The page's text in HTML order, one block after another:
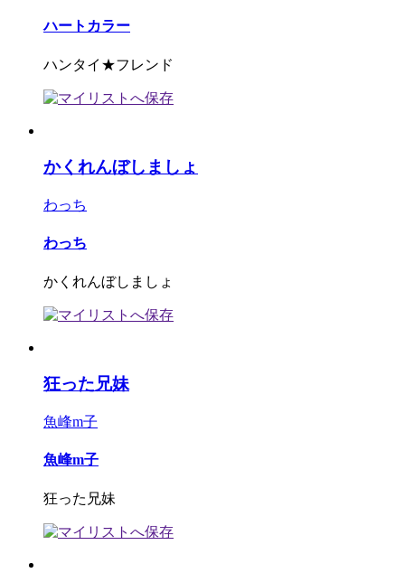
ハートカラー
ハンタイ★フレンド
かくれんぼしましょ
わっち
わっち
かくれんぼしましょ
狂った兄妹
魚峰m子
魚峰m子
狂った兄妹